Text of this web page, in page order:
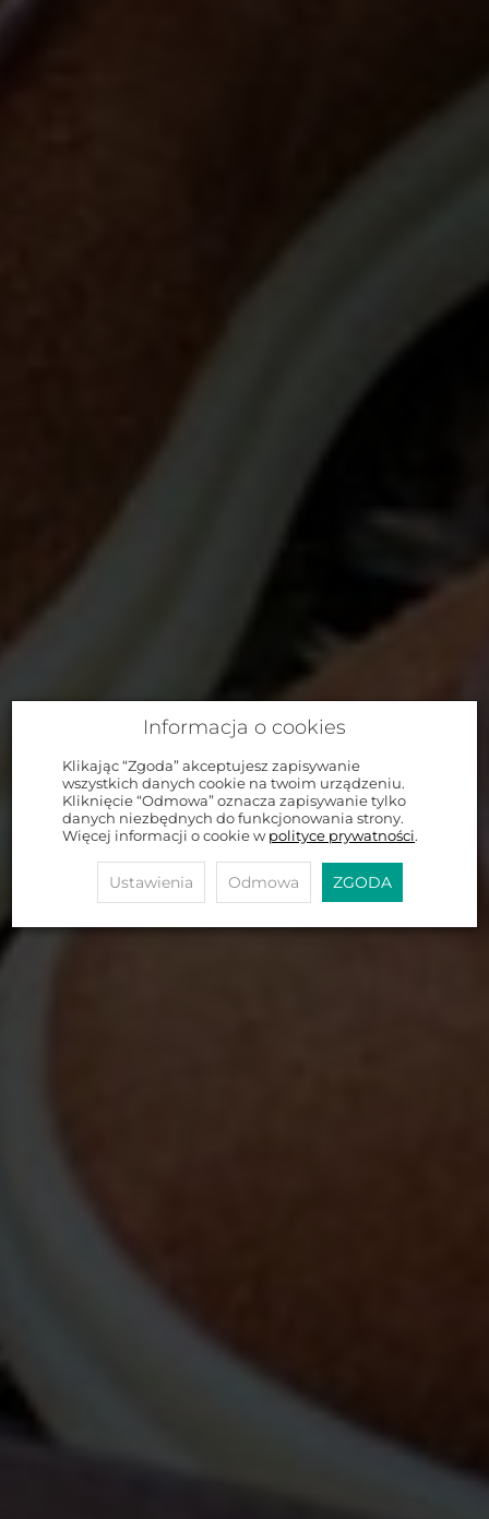
Informacja o cookies
Klikając “Zgoda” akceptujesz zapisywanie
wszystkich danych cookie na twoim urządzeniu.
Kliknięcie “Odmowa” oznacza zapisywanie tylko
danych niezbędnych do funkcjonowania strony.
Więcej informacji o cookie w polityce prywatności.
Ustawienia Odmowa ZGODA